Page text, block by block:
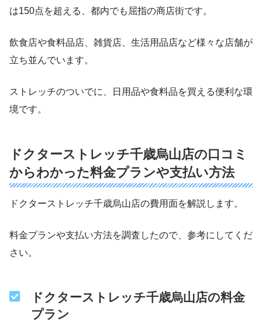
は150点を超える、都内でも屈指の商店街です。
飲食店や食料品店、雑貨店、生活用品店など様々な店舗が
立ち並んでいます。
ストレッチのついでに、日用品や食料品を買える便利な環
境です。
ドクターストレッチ千歳烏山店の口コミ
からわかった料金プランや支払い方法
ドクターストレッチ千歳烏山店の費用面を解説します。
料金プランや支払い方法を調査したので、参考にしてくだ
さい。
ドクターストレッチ千歳烏山店の料金
プラン